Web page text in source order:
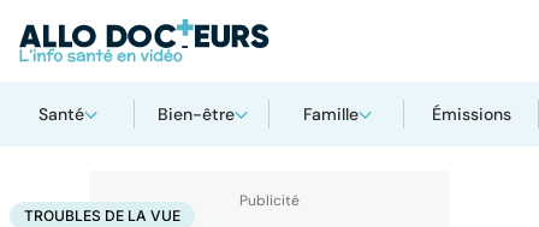
Santé Bien-être Famille Émissions
AccueilSantéTroubles de la vue
TROUBLES DE LA VUE